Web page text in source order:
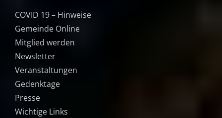
COVID 19 – Hinweise
Gemeinde Online
Mitglied werden
Newsletter
Veranstaltungen
Gedenktage
Presse
Wichtige Links